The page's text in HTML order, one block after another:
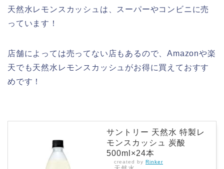
天然水レモンスカッシュは、スーパーやコンビニに売
っています！
店舗によっては売ってない店もあるので、Amazonや楽
天でも天然水レモンスカッシュがお得に買えておすす
めです！
サントリー 天然水 特製レ
モンスカッシュ 炭酸
500ml×24本
created by Rinker